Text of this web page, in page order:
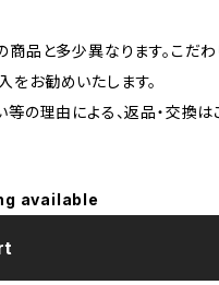
商品と多少異なります。こだ
お勧めいたします。
等の理由による、返品・交換
available